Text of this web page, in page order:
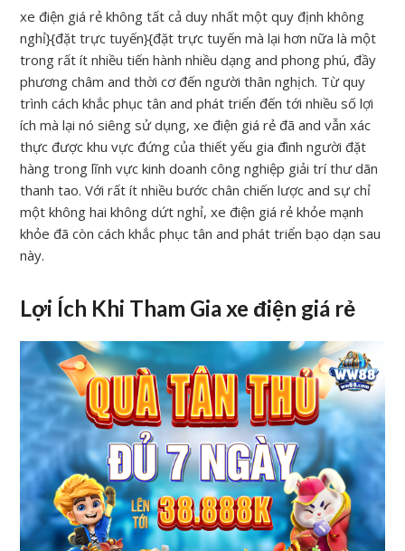
xe điện giá rẻ không tất cả duy nhất một quy định không
nghỉ}{đặt trực tuyến}{đặt trực tuyến mà lại hơn nữa là một
trong rất ít nhiều tiến hành nhiều dạng and phong phú, đầy
phương châm and thời cơ đến người thân nghịch. Từ quy
trình cách khắc phục tân and phát triển đến tới nhiều số lợi
ích mà lại nó siêng sử dụng, xe điện giá rẻ đã and vẫn xác
thực được khu vực đứng của thiết yếu gia đình người đặt
hàng trong lĩnh vực kinh doanh công nghiệp giải trí thư dãn
thanh tao. Với rất ít nhiều bước chân chiến lược and sự chỉ
một không hai không dứt nghỉ, xe điện giá rẻ khỏe mạnh
khỏe đã còn cách khắc phục tân and phát triển bạo dạn sau
này.
Lợi Ích Khi Tham Gia xe điện giá rẻ